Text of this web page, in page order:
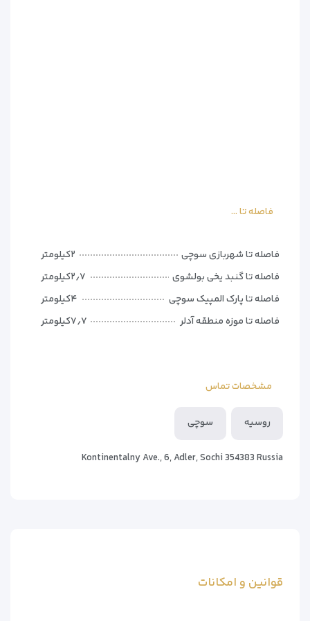
مراکز گردشگری بمانند
فاصله تا ...
فاصله تا شهربازی سوچی
۲کیلومتر
فاصله تا گنبد یخی بولشوی
۲٫۷کیلومتر
فاصله تا پارک المپیک سوچی
۴کیلومتر
فاصله تا موزه منطقه آدلر
۷٫۷کیلومتر
مشخصات تماس
روسیه سوچی
Kontinentalny Ave., 6, Adler, Sochi 354383 Russia
قوانین و امکانات